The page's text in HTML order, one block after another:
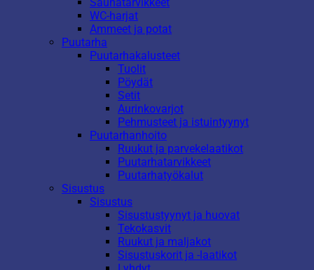
WC-harjat
Ammeet ja potat
Puutarha
Puutarhakalusteet
Tuolit
Pöydät
Setit
Aurinkovarjot
Pehmusteet ja istuintyynyt
Puutarhanhoito
Ruukut ja parvekelaatikot
Puutarhatarvikkeet
Puutarhatyökalut
Sisustus
Sisustus
Sisustustyynyt ja huovat
Tekokasvit
Ruukut ja maljakot
Sisustuskorit ja -laatikot